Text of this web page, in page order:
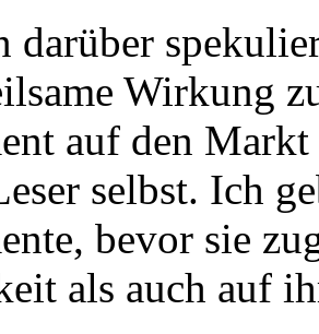
darüber
Wirkung
auf den Markt
selbst. Ich
bevor sie
als auch auf